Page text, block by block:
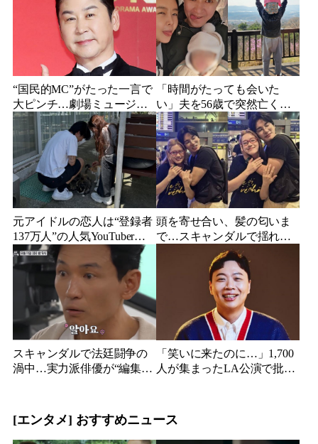
“国民的MC”がたった一言で
大ピンチ…劇場ミュージカ
ルを巡る発言に批判続出、
ついに長文で謝罪
「時間がたっても会いた
い」夫を56歳で突然亡くし
た妻…笑顔が父親に似てき
た娘と歩む“その後”
元アイドルの恋人は“登録者
137万人”の人気YouTuberだ
った…同日投稿で明らかに
なった2人の関係
頭を寄せ合い、髪の匂いま
で…スキャンダルで揺れた
人気俳優、ベトナム女性歌
手との親密動画が公開
スキャンダルで法廷闘争の
渦中…実力派俳優が“編集な
「笑いに来たのに…」1,700
人が集まったLA公演で批判
[エンタメ] おすすめニュース